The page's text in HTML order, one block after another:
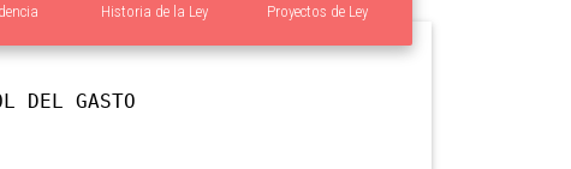
Proyectos de Ley
Historia de la Ley
DEL GASTO